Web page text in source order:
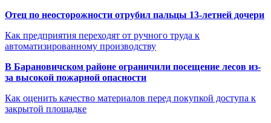
Отец по неосторожности отрубил пальцы 13-летней дочери
Как предприятия переходят от ручного труда к
автоматизированному производству
В Барановичском районе ограничили посещение лесов из-
за высокой пожарной опасности
Как оценить качество материалов перед покупкой доступа к
закрытой площадке